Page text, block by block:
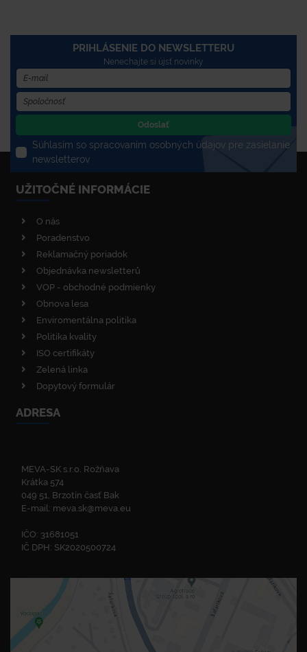
PRIHLÁSENIE DO NEWSLETTERU
Nenechajte si újsť novinky
Odoslať
Súhlasím so spracovaním osobných údajov pre zasielanie
newsletterov
UŽITOČNÉ INFORMÁCIE
O nás
Poradenstvo
Reklamačný poriadok
Objednávka newsletterů
VOP - obchodné podmienky
Obnova lesa
Enviromentálna politika
Politika kvality
ISO certifikáty
Zelená linka
Dopytový formulár
ADRESA
MEVA-SK s.r.o. Rožňava
Krátka 574
049 51, Brzotín časť Bak
E-mail: meva.sk@meva.eu
IČO: 31681051
IČ DPH: SK2020500724